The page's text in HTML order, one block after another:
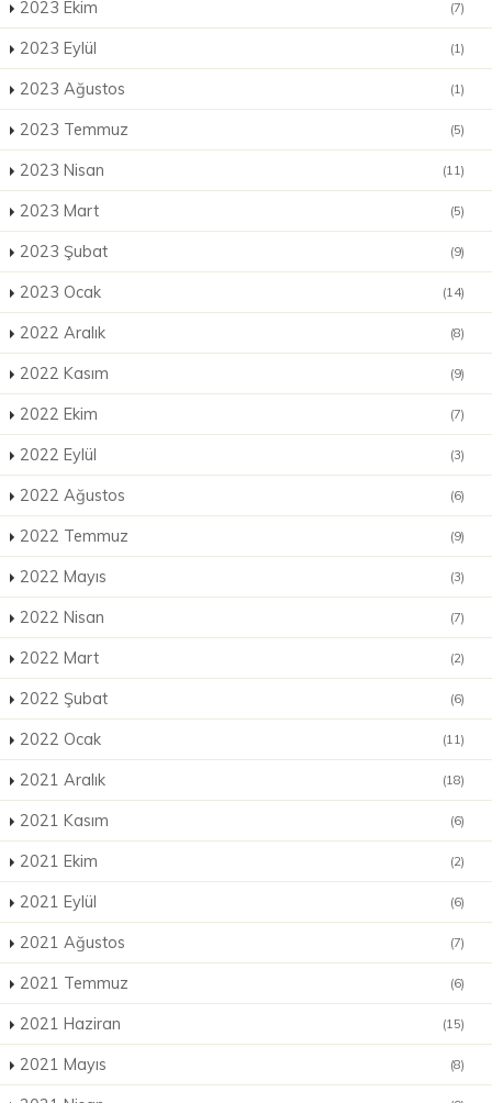
2023 Ekim (7)
2023 Eylül (1)
2023 Ağustos (1)
2023 Temmuz (5)
2023 Nisan (11)
2023 Mart (5)
2023 Şubat (9)
2023 Ocak (14)
2022 Aralık (8)
2022 Kasım (9)
2022 Ekim (7)
2022 Eylül (3)
2022 Ağustos (6)
2022 Temmuz (9)
2022 Mayıs (3)
2022 Nisan (7)
2022 Mart (2)
2022 Şubat (6)
2022 Ocak (11)
2021 Aralık (18)
2021 Kasım (6)
2021 Ekim (2)
2021 Eylül (6)
2021 Ağustos (7)
2021 Temmuz (6)
2021 Haziran (15)
2021 Mayıs (8)